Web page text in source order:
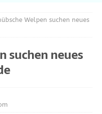
Welpen suchen neues
suchen neues